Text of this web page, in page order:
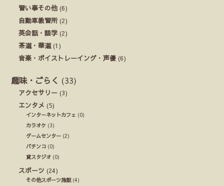
習い事その他 (6)
自動車教習所(2)
英会話・語学 (2)
茶道・華道(1)
音楽・ボイストレーイング・声優 (6)
趣味・ごらく (33)
アクセサリー (3)
エンタメ (5)
インターネットカフェ (0)
カラオケ (3)
ゲームセンター (2)
パチンコ (0)
貸スタジオ (0)
スポーツ (24)
その他スポーツ施設(4)